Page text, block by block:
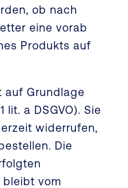
ob nach
eine vorab
Produkts auf
auf Grundlage
lit. a DSGVO). Sie
widerrufen,
Die
bleibt vom